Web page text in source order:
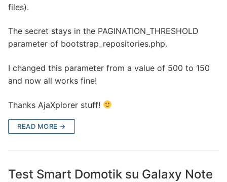
files).
The secret stays in the PAGINATION_THRESHOLD
parameter of bootstrap_repositories.php.
I changed this parameter from a value of 500 to 150
and now all works fine!
Thanks AjaXplorer stuff!
READ MORE →
Test Smart Domotik su Galaxy Note